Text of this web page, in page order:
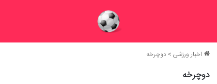
اخبار ورزشی >دوچرخه
دوچرخه